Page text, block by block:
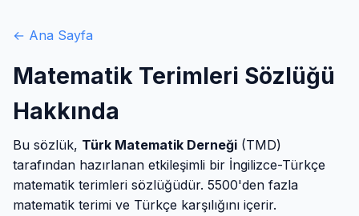
← Ana Sayfa
Matematik Terimleri Sözlüğü
Hakkında
Bu sözlük, Türk Matematik Derneği (TMD)
tarafından hazırlanan etkileşimli bir İngilizce-Türkçe
matematik terimleri sözlüğüdür. 5500'den fazla
matematik terimi ve Türkçe karşılığını içerir.